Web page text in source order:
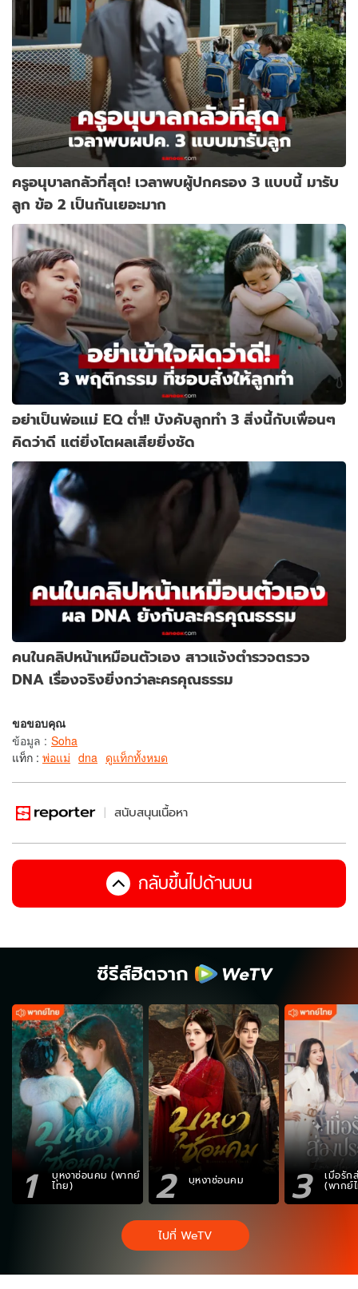
ครูอนุบาลกลัวที่สุด! เวลาพบผู้ปกครอง 3 แบบนี้ มารับ
ลูก ข้อ 2 เป็นกันเยอะมาก
อย่าเป็นพ่อแม่ EQ ต่ำ!! บังคับลูกทำ 3 สิ่งนี้กับเพื่อนๆ
คิดว่าดี แต่ยิ่งโตผลเสียยิ่งชัด
คนในคลิปหน้าเหมือนตัวเอง สาวแจ้งตำรวจตรวจ
DNA เรื่องจริงยิ่งกว่าละครคุณธรรม
ขอขอบคุณ
ข้อมูล : Soha
แท็ก : พ่อแม่ dna ดูแท็กทั้งหมด
สนับสนุนเนื้อหา
กลับขึ้นไปด้านบน
ซีรีส์ฮิตจาก
1 บุหงาซ่อนคม (พากย์
ไทย) 2 บุหงาซ่อนคม 3 เมื่อรัก
(พากย์
ไปที่ WeTV